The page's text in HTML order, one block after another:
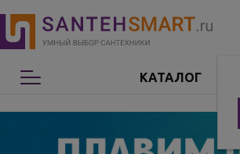
КАТАЛОГ
Сантехника